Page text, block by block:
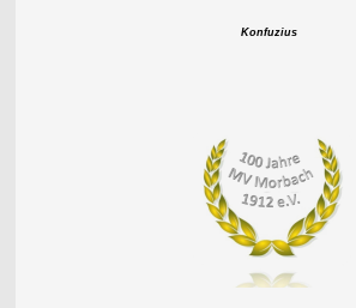
Konfuzius